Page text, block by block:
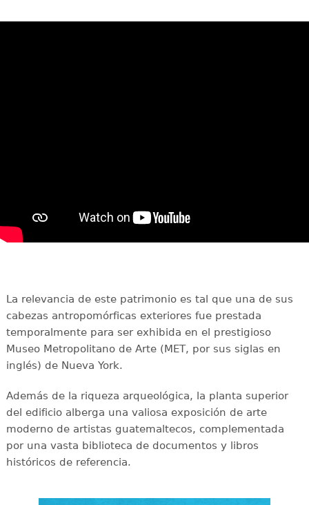
La relevancia de este patrimonio es tal que una de sus
cabezas antropomórficas exteriores fue prestada
temporalmente para ser exhibida en el prestigioso
Museo Metropolitano de Arte (MET, por sus siglas en
inglés) de Nueva York.
Además de la riqueza arqueológica, la planta superior
del edificio alberga una valiosa exposición de arte
moderno de artistas guatemaltecos, complementada
por una vasta biblioteca de documentos y libros
históricos de referencia.